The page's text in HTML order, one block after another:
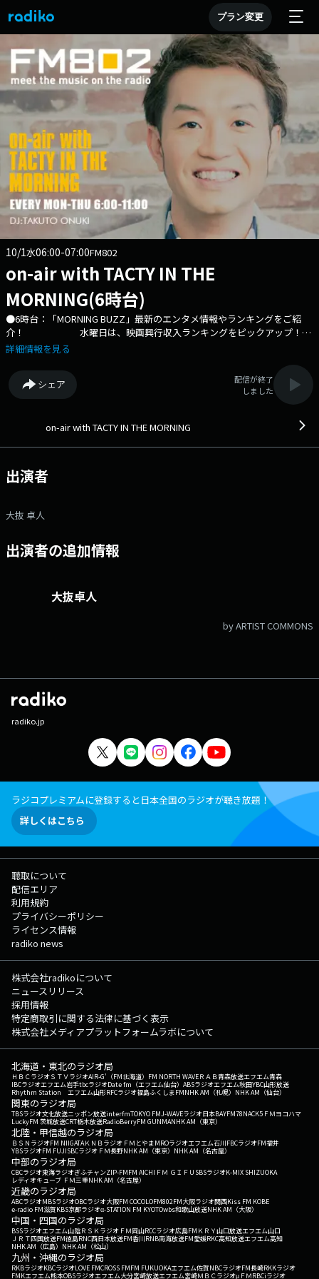
プラン変更
10/1水06:00-07:00FM802
on-air with TACTY IN THE
MORNING(6時台)
●6時台：「MORNING BUZZ」最新のエンタメ情報やランキングをご紹
介！ 水曜日は、映画興行収入ランキングをピックアップ！
●6時30分頃・8時台：秋に聴きたい 米津玄師 の曲 TOP3カウントダ
MIX ローソン「GOOD THINGS KANSAI」プリペイドカード
2000円分のプレゼント ●9時台：サラヤ CHERRS FOR YOUR LIFE
●10時台：JR西日本「WEST NAVISTATION」 10月は山陰をピックアッ
ています。 旅行券1万円分のプレゼント(1名)&旅のお供に聴
ジはコチラ ⇒twitterハッシュタグは「#fm802」 ⇒twitterアカウント
は「@fm802_pr」 ⇒facebookページはコチラ
詳細情報を見る
シェア
配信が終了
しました
on-air with TACTY IN THE MORNING
出演者
大抜 卓人
出演者の追加情報
大抜卓人
by ARTIST COMMONS
radiko.jp
ラジコプレミアムに登録すると日本全国のラジオが聴き放題！
詳しくはこちら
聴取について
配信エリア
利用規約
プライバシーポリシー
ライセンス情報
radiko news
株式会社radikoについて
ニュースリリース
採用情報
特定商取引に関する法律に基づく表示
株式会社メディアプラットフォームラボについて
北海道・東北のラジオ局
ＨＢＣラジオＳＴＶラジオAIR-G'（FM北海道） FM NORTH WAVEＲＡＢ青森放送エフエム青森
IBCラジオエフエム岩手tbcラジオDate fm（エフエム仙台） ABSラジオエフエム秋田YBC山形放送
Rhythm Station エフエム山形RFCラジオ福島ふくしまFMNHK AM（札幌） NHK AM（仙台）
関東のラジオ局
TBSラジオ文化放送ニッポン放送interfmTOKYO FMJ-WAVEラジオ日本BAYFM78NACK5 ＦＭヨコハマ
LuckyFM 茨城放送CRT栃木放送RadioBerryFM GUNMANHK AM（東京）
北陸・甲信越のラジオ局
ＢＳＮラジオFM NIIGATAＫＮＢラジオ ＦＭとやまMROラジオエフエム石川FBCラジオFM福井
YBSラジオFM FUJISBCラジオ ＦＭ長野NHK AM（東京） NHK AM（名古屋）
中部のラジオ局
CBCラジオ東海ラジオぎふチャンZIP-FMFM AICHI ＦＭ ＧＩＦＵ SBSラジオK-MIX SHIZUOKA
レディオキューブ ＦＭ三重NHK AM（名古屋）
近畿のラジオ局
ABCラジオMBSラジオOBCラジオ大阪FM COCOLOFM802FM大阪ラジオ関西Kiss FM KOBE
e-radio FM滋賀KBS京都ラジオα-STATION FM KYOTOwbs和歌山放送NHK AM（大阪）
中国・四国のラジオ局
BSSラジオエフエム山陰ＲＳＫラジオ ＦＭ岡山RCCラジオ広島FM ＫＲＹ山口放送エフエム山口
ＪＲＴ四国放送FM徳島RNC西日本放送FM香川RNB南海放送FM愛媛RKC高知放送エフエム高知
NHK AM（広島） NHK AM（松山）
九州・沖縄のラジオ局
RKBラジオKBCラジオLOVE FMCROSS FMFM FUKUOKAエフエム佐賀NBCラジオFM長崎RKKラジオ
FMKエフエム熊本OBSラジオエフエム大分宮崎放送エフエム宮崎ＭＢＣラジオμＦＭRBCiラジオ